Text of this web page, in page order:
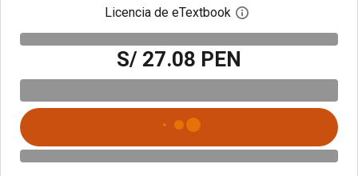
Licencia de eTextbook Abre el cuadro de
S/ 27.08 PEN